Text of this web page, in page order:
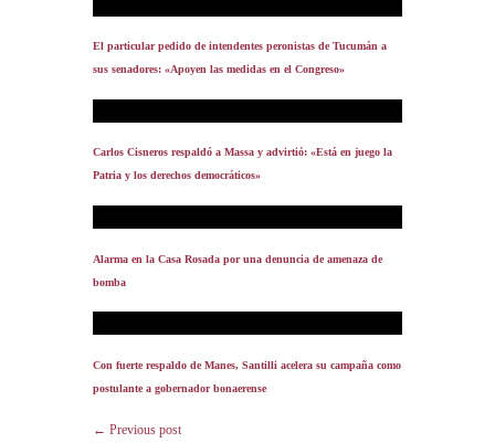
El particular pedido de intendentes peronistas de Tucumán a
sus senadores: «Apoyen las medidas en el Congreso»
Carlos Cisneros respaldó a Massa y advirtió: «Está en juego la
Patria y los derechos democráticos»
Alarma en la Casa Rosada por una denuncia de amenaza de
bomba
Con fuerte respaldo de Manes, Santilli acelera su campaña como
postulante a gobernador bonaerense
← Previous post